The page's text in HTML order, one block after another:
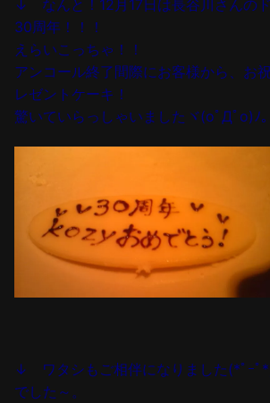
↓ なんと！12月17日は長谷川さんの
30周年！！！
えらいこっちゃ！！
アンコール終了間際にお客様から、お
レゼントケーキ！
驚いていらっしゃいましたヾ(oﾟДﾟo)ﾉ
↓ ワタシもご相伴になりました(*ﾟｰﾟ
でした～。